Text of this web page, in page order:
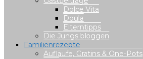
Dolce Vita
Doula
Elterntipps
Die Jungs bloggen
Familienrezepte
Aufläufe, Gratins & One-Pots